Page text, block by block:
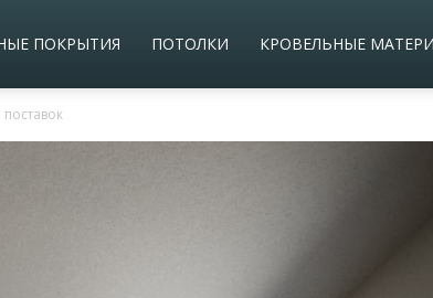
ПОКРЫТИЯ ПОТОЛКИ КРОВЕЛЬНЫЕ